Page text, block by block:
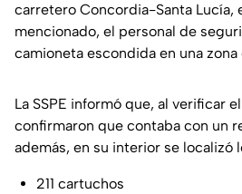
carretero Concordia-Santa Lucía,
mencionado, el personal de
camioneta escondida en una zona
La SSPE informó que, al verificar
confirmaron que contaba con un
además, en su interior se localizó
211 cartuchos